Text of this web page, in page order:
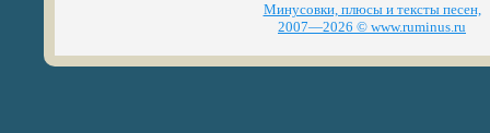
Минусовки, плюсы и тексты песен,
2007—2026 © www.ruminus.ru